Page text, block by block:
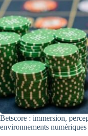
Betscore : immersion,
environnements numériques